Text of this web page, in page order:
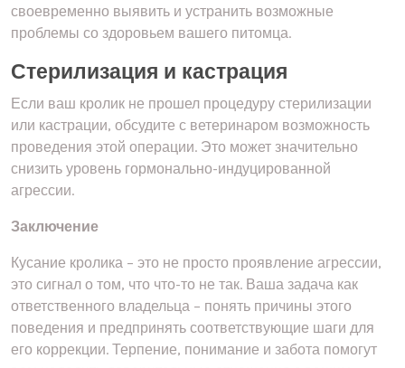
своевременно выявить и устранить возможные
проблемы со здоровьем вашего питомца.
Стерилизация и кастрация
Если ваш кролик не прошел процедуру стерилизации
или кастрации, обсудите с ветеринаром возможность
проведения этой операции. Это может значительно
снизить уровень гормонально-индуцированной
агрессии.
Заключение
Кусание кролика – это не просто проявление агрессии,
это сигнал о том, что что-то не так. Ваша задача как
ответственного владельца – понять причины этого
поведения и предпринять соответствующие шаги для
его коррекции. Терпение, понимание и забота помогут